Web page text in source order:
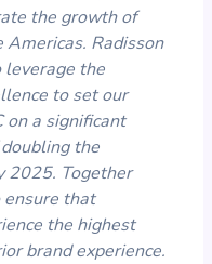
the growth of
Americas. Radisson
the
to set our
on a significant
the
2025. Together
that
the highest
brand experience.